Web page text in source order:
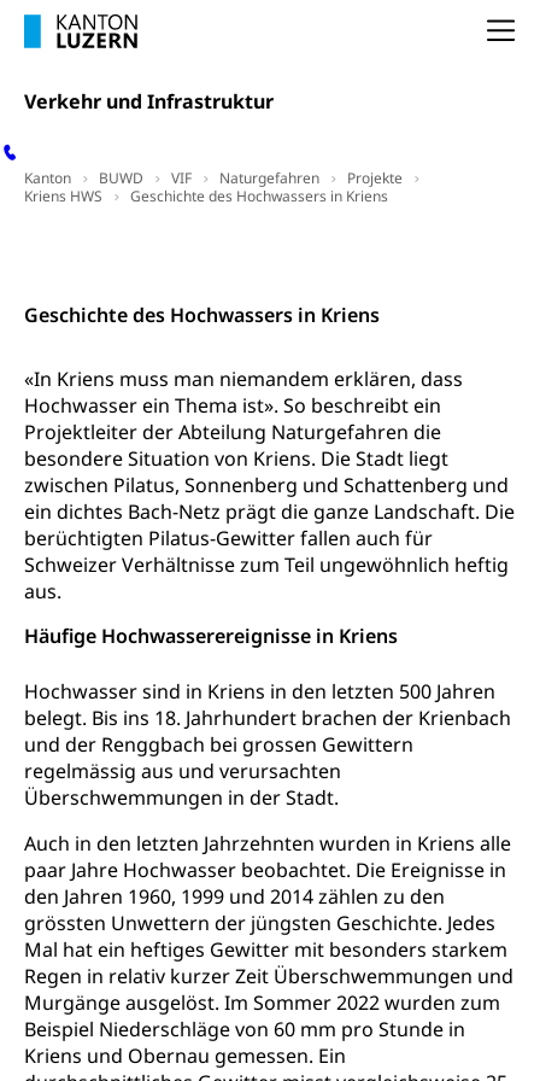
Verkehr und Infrastruktur
Kanton BUWD VIF Naturgefahren
Projekte
Kriens HWS
Geschichte des Hochwassers in Kriens
Geschichte des Hochwassers in Kriens
«In Kriens muss man niemandem erklären, dass
Hochwasser ein Thema ist». So beschreibt ein
Projektleiter der Abteilung Naturgefahren die
besondere Situation von Kriens. Die Stadt liegt
zwischen Pilatus, Sonnenberg und Schattenberg und
ein dichtes Bach-Netz prägt die ganze Landschaft. Die
berüchtigten Pilatus-Gewitter fallen auch für
Schweizer Verhältnisse zum Teil ungewöhnlich heftig
aus.
Häufige Hochwasserereignisse in Kriens
Hochwasser sind in Kriens in den letzten 500 Jahren
belegt. Bis ins 18. Jahrhundert brachen der Krienbach
und der Renggbach bei grossen Gewittern
regelmässig aus und verursachten
Überschwemmungen in der Stadt.
Auch in den letzten Jahrzehnten wurden in Kriens alle
paar Jahre Hochwasser beobachtet. Die Ereignisse in
den Jahren 1960, 1999 und 2014 zählen zu den
grössten Unwettern der jüngsten Geschichte. Jedes
Mal hat ein heftiges Gewitter mit besonders starkem
Regen in relativ kurzer Zeit Überschwemmungen und
Murgänge ausgelöst. Im Sommer 2022 wurden zum
Beispiel Niederschläge von 60 mm pro Stunde in
Kriens und Obernau gemessen. Ein
Krankheit, Unfall, Prämienverbilligung,
Krankenkasse
Krankenversicherung (WAS Luzern)
Obligatorische Krankenversicherung (WAS
Luzern)
Lebensmittelsicherheit
Tabakprävention, Primärprävention,
Sekundärprävention, Tertiärprävention
Darmkrebsvorsorge
Kantonales Tabakpräventionsprogramm
Gesundheitsförderung
Prävention (Polizei)
Suchtprävention
Gesundheitsversorgung
Soziale Sicherheit
Sozialversicherungen, Sozialpolitik,
Arbeitslosenversicherung,
Mutterschaftsversicherung, Krankenversicherung,
Unfallversicherung, Invalidenversicherung,
Sozialhilfe
Kranken- und Unfallversicherung
Krankenversicherung (WAS Luzern)
Soziales und Gesellschaft (Dienststelle)
Opferhilfe
Arbeitslosenversicherung (WAS Luzern)
Invalidenversicherung (WAS Luzern)
Soziale Sicherheit
Sucht und Drogen
Drogenabhängigkeit, Drogensucht,
Medikamentenabhängigkeit,
Arzneimittelabhängigkeit, Suchtkrankheit,
Betäubungsmittel, Suchtmittel, Psychopharmaka
Fachstelle Sucht Region Luzern
Drogen (Polizei)
Gesundheitsversorgung
Gesundheitsversorgung, Spital, Pflegeinitiative,
Ambulant vor stationär, AVOS, Patientendossier
Gesundheitsversorgung
AHV / IV
Altersrente, Invalidenrente, Witwenrente,
Sozialversicherung, Vorsorgeeinrichtung,
Pensionskasse, erste Säule, zweite Säule, dritte
Säule, Hilflosenentschädigung,
Ergänzungsleistungen, Altersvorsorge,
Todesfallversicherung
Hilfslosenentschädigung (WAS Luzern)
Behinderung